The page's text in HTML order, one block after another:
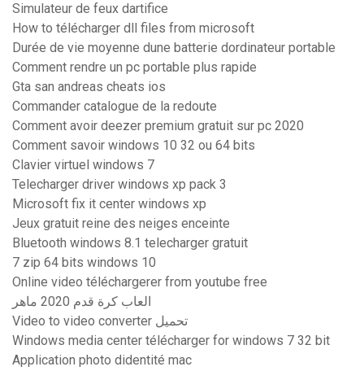
Simulateur de feux dartifice
How to télécharger dll files from microsoft
Durée de vie moyenne dune batterie dordinateur portable
Comment rendre un pc portable plus rapide
Gta san andreas cheats ios
Commander catalogue de la redoute
Comment avoir deezer premium gratuit sur pc 2020
Comment savoir windows 10 32 ou 64 bits
Clavier virtuel windows 7
Telecharger driver windows xp pack 3
Microsoft fix it center windows xp
Jeux gratuit reine des neiges enceinte
Bluetooth windows 8.1 telecharger gratuit
7 zip 64 bits windows 10
Online video téléchargerer from youtube free
العاب كرة قدم 2020 ماهر
Video to video converter تحميل
Windows media center télécharger for windows 7 32 bit
Application photo didentité mac